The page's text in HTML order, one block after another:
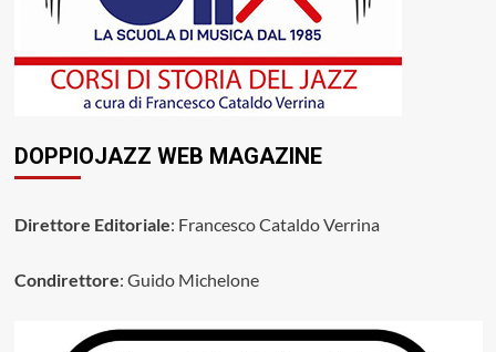
DOPPIOJAZZ WEB MAGAZINE
Direttore Editoriale: Francesco Cataldo Verrina
Condirettore: Guido Michelone